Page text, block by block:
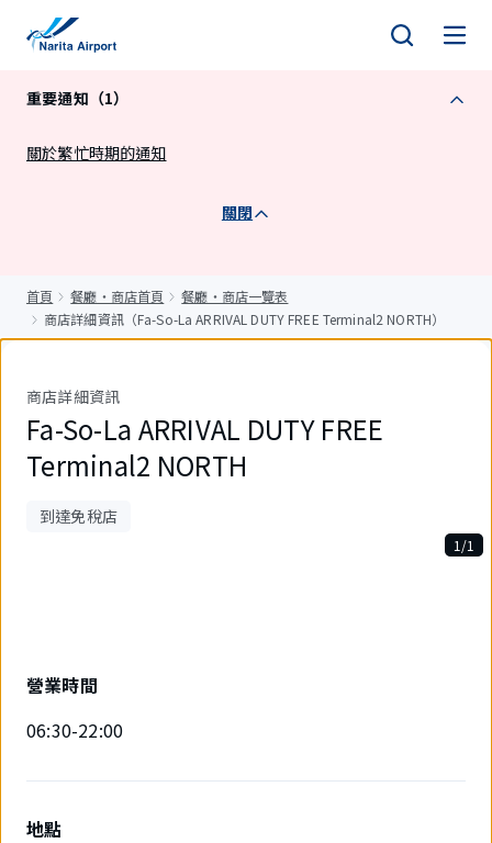
重要通知（1）
關於繁忙時期的通知
關閉
首頁 餐廳・商店首頁
餐廳・商店一覽表
商店詳細資訊（Fa-So-La ARRIVAL DUTY FREE Terminal2 NORTH）
商店詳細資訊
Fa-So-La ARRIVAL DUTY FREE
Terminal2 NORTH
到達免稅店
件。
1/1
營業時間
06:30-22:00
地點